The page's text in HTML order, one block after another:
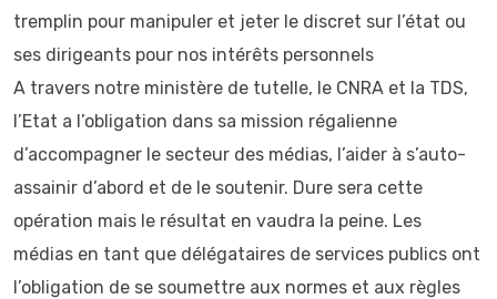
tremplin pour manipuler et jeter le discret sur l’état ou
ses dirigeants pour nos intérêts personnels
A travers notre ministère de tutelle, le CNRA et la TDS,
l’Etat a l’obligation dans sa mission régalienne
d’accompagner le secteur des médias, l’aider à s’auto-
assainir d’abord et de le soutenir. Dure sera cette
opération mais le résultat en vaudra la peine. Les
médias en tant que délégataires de services publics ont
l’obligation de se soumettre aux normes et aux règles